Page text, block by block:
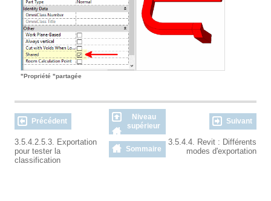
"Propriété "partagée
Précédent
Niveau
supérieur
Suivant
3.5.4.2.5.3. Exportation
pour tester la
classification
Sommaire
3.5.4.4. Revit : Différents
modes d'exportation